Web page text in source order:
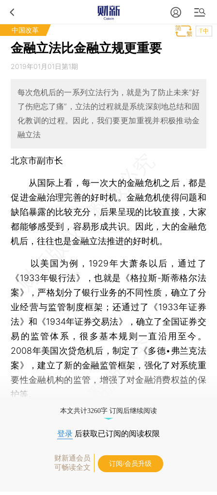
中国改革 T中
金融立法比金融立规更重要
2019年01月01日第1期
每次危机后的一系列立法行为，就是为了防止未来“好
了伤疤忘了痛”，立法的过程就是系统深刻地总结和固
化教训的过程。因此，我们要更加重视并积极推动金
融立法
北京市副市长
从国际上看，每一次大的金融危机之后，都是
促进金融治理完善的好时机。金融危机使得问题和
缺陷暴露的比较充分，后果呈现的比较直接，大家
都能够感受到，容易形成共识。因此，大的金融危
机后，往往也是金融立法推进的好时机。
以美国为例，1929年大萧条以后，通过了
《1933年银行法》，也就是《格拉斯-斯蒂格尔法
案》，严格划分了银行业务的不同性质，确立了分
业经营与监管制度框架；还通过了《1933年证券
法》和《1934年证券交易法》，确立了全国证券交
易的监管体系，很多基本规则一直沿用至今。
2008年美国次贷危机后，制定了《多德•弗兰克法
案》，建立了新的金融监管框架，强化了对系统重
要性金融机构的监管，增强了对金融消费权益的保
护等。
本文共计3260字 订阅后继续阅读
登录 后获取已订阅的阅读权限
财新通会员
可畅读全文
订阅/会员升级